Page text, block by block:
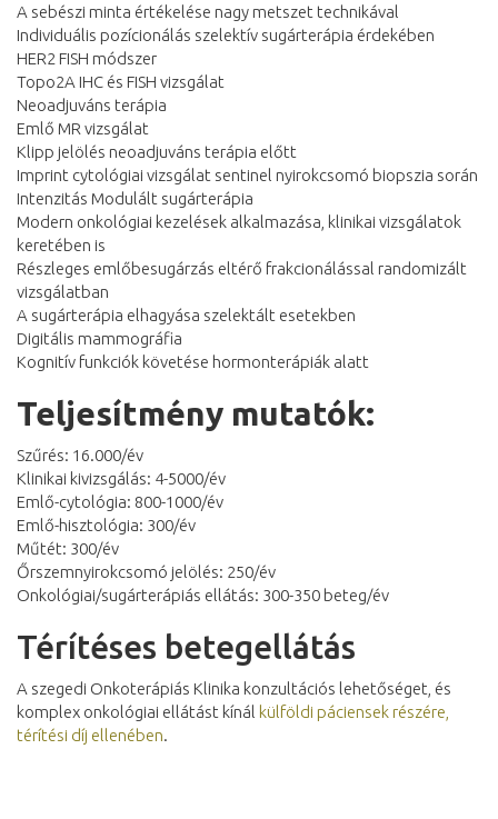
A sebészi minta értékelése nagy metszet technikával
Individuális pozícionálás szelektív sugárterápia érdekében
HER2 FISH módszer
Topo2A IHC és FISH vizsgálat
Neoadjuváns terápia
Emlő MR vizsgálat
Klipp jelölés neoadjuváns terápia előtt
Imprint cytológiai vizsgálat sentinel nyirokcsomó biopszia során
Intenzitás Modulált sugárterápia
Modern onkológiai kezelések alkalmazása, klinikai vizsgálatok
keretében is
Részleges emlőbesugárzás eltérő frakcionálással randomizált
vizsgálatban
A sugárterápia elhagyása szelektált esetekben
Digitális mammográfia
Kognitív funkciók követése hormonterápiák alatt
Teljesítmény mutatók:
Szűrés: 16.000/év
Klinikai kivizsgálás: 4-5000/év
Emlő-cytológia: 800-1000/év
Emlő-hisztológia: 300/év
Műtét: 300/év
Őrszemnyirokcsomó jelölés: 250/év
Onkológiai/sugárterápiás ellátás: 300-350 beteg/év
Térítéses betegellátás
A szegedi Onkoterápiás Klinika konzultációs lehetőséget, és
komplex onkológiai ellátást kínál külföldi páciensek részére,
térítési díj ellenében.